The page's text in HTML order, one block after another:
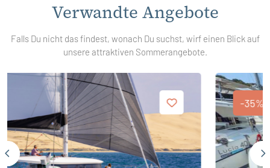
Verwandte Angebote
Falls Du nicht das findest, wonach Du suchst, wirf einen Blick auf
unsere attraktiven Sommerangebote.
-35%